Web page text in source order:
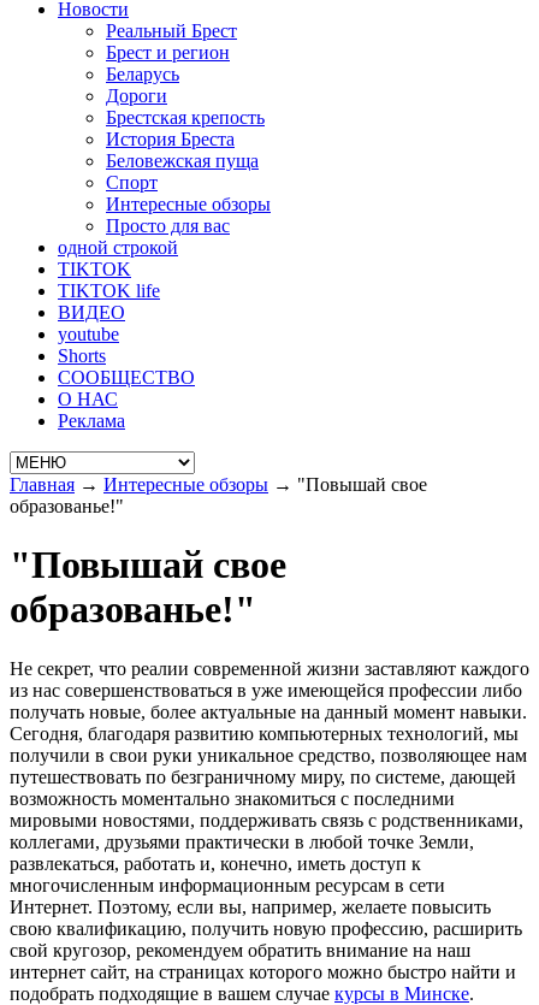
Новости
Реальный Брест
Брест и регион
Беларусь
Дороги
Брестская крепость
История Бреста
Беловежская пуща
Спорт
Интересные обзоры
Просто для вас
одной строкой
TIKTOK
TIKTOK life
ВИДЕО
youtube
Shorts
СООБЩЕСТВО
О НАС
Реклама
Главная → Интересные обзоры → "Повышай свое
образованье!"
"Повышай свое
образованье!"
Не секрет, что реалии современной жизни заставляют каждого
из нас совершенствоваться в уже имеющейся профессии либо
получать новые, более актуальные на данный момент навыки.
Сегодня, благодаря развитию компьютерных технологий, мы
получили в свои руки уникальное средство, позволяющее нам
путешествовать по безграничному миру, по системе, дающей
возможность моментально знакомиться с последними
мировыми новостями, поддерживать связь с родственниками,
коллегами, друзьями практически в любой точке Земли,
развлекаться, работать и, конечно, иметь доступ к
многочисленным информационным ресурсам в сети
Интернет. Поэтому, если вы, например, желаете повысить
свою квалификацию, получить новую профессию, расширить
свой кругозор, рекомендуем обратить внимание на наш
интернет сайт, на страницах которого можно быстро найти и
подобрать подходящие в вашем случае курсы в Минске.